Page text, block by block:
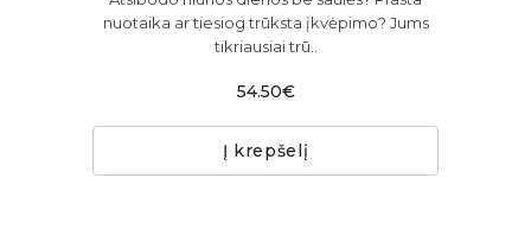
nuotaika ar tiesiog trūksta įkvėpimo? Jums
tikriausiai trū..
54.50€
Į krepšelį